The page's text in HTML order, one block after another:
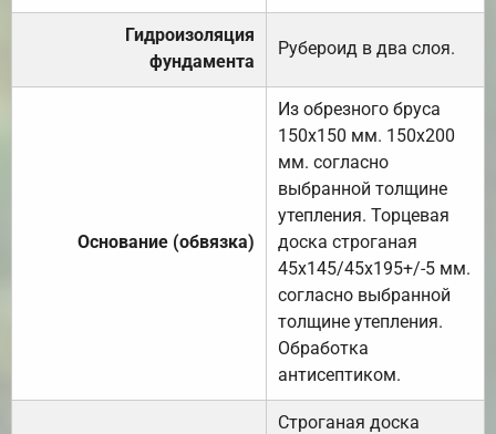
Гидроизоляция
фундамента
Рубероид в два слоя.
Основание (обвязка)
Из обрезного бруса
150х150 мм. 150х200
мм. согласно
выбранной толщине
утепления. Торцевая
доска строганая
45х145/45х195+/-5 мм.
согласно выбранной
толщине утепления.
Обработка
антисептиком.
Строганая доска